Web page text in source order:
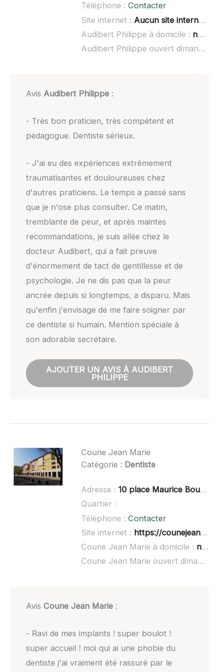
Téléphone : Contacter
Site internet : Aucun site internet connu
Audibert Philippe à domicile : non renseigné
Audibert Philippe ouvert dimanche :
Avis Audibert Philippe:
- Très bon praticien, très compétent et
pédagogue. Dentiste sérieux.
- J'ai eu des expériences extrêmement
traumatisantes et douloureuses chez
d'autres praticiens. Le temps a passé sans
que je n'ose plus consulter. Ce matin,
tremblante de peur, et après maintes
recommandations, je suis allée chez le
docteur Audibert, qui a fait preuve
d'énormement de tact de gentillesse et de
psychologie. Je ne dis pas que la peur
ancrée depuis si longtemps, a disparu. Mais
qu'enfin j'envisage de me faire soigner par
ce dentiste si humain. Mention spéciale à
son adorable secrétaire.
AJOUTER UN AVIS À AUDIBERT
PHILIPPE
Coune Jean Marie
Catégorie : Dentiste
Adresse : 10 place Maurice Bouchet, 84300 Cavaillon
Quartier :
Téléphone : Contacter
Site internet : https://counejeanmarie.business.site/
Coune Jean Marie à domicile : non renseigné
Coune Jean Marie ouvert dimanche :
Avis Coune Jean Marie:
- Ravi de mes implants ! super boulot !
super accueil ! moi qui ai une phobie du
dentiste j'ai vraiment été rassuré par le